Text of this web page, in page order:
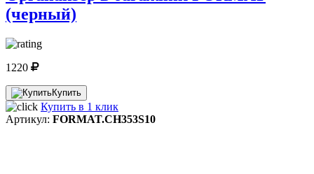
(черный)
1220
Купить
Купить в 1 клик
Артикул: FORMAT.CH353S10